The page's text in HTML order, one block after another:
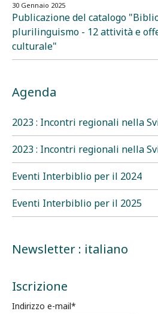
30 Gennaio 2025
Publicazione del catalogo
plurilinguismo - 12 attività e
culturale"
Agenda
2023 : Incontri regionali nella
2023 : Incontri regionali nella
Eventi Interbiblio per il 2024
Eventi Interbiblio per il 2025
Newsletter : italiano
Iscrizione
Indirizzo e-mail*